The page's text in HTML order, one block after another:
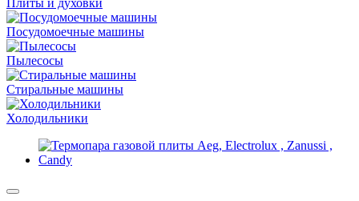
Посудомоечные машины
Пылесосы
Стиральные машины
Холодильники